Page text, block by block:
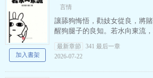
言情
讓舔狗悔悟，勸妓女從良，將
醒狗腿子的良知。若水向東流，
《若水向東流》是我渴望力量
市小說
最新章節
341 最后一章
2026-07-22
加入書架